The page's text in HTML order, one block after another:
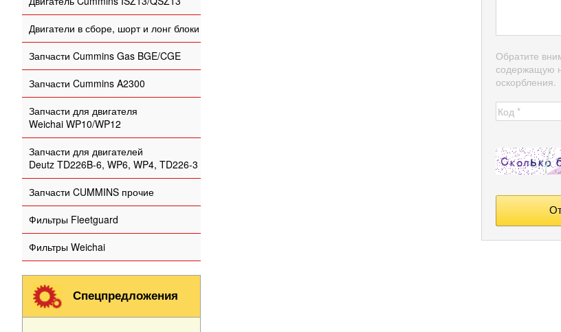
Двигатели в сборе, шорт и лонг блоки
Запчасти Cummins Gas BGE/CGE
Запчасти Cummins A2300
Запчасти для двигателя
Weichai WP10/WP12
Запчасти для двигателей
Deutz TD226B-6, WP6, WP4, TD226-3
Запчасти CUMMINS прочие
Фильтры Fleetguard
Фильтры Weichai
Спецпредложения
Обратите
содержащую
оскорбления.